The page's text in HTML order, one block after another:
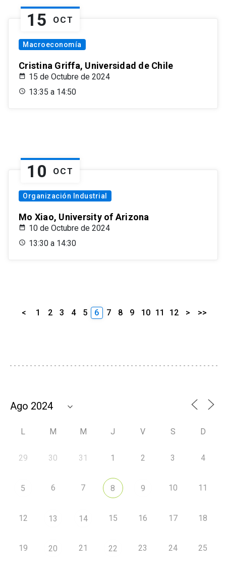
15 OCT
Macroeconomía
Cristina Griffa, Universidad de Chile
15 de Octubre de 2024
13:35 a 14:50
10 OCT
Organización Industrial
Mo Xiao, University of Arizona
10 de Octubre de 2024
13:30 a 14:30
< 1 2 3 4 5 6 7 8 9 10 11 12 > >>
L M M J V S D
29 30 31 1 2 3 4
5 6 7 8 9 10 11
12 13 14 15 16 17 18
19 20 21 22 23 24 25